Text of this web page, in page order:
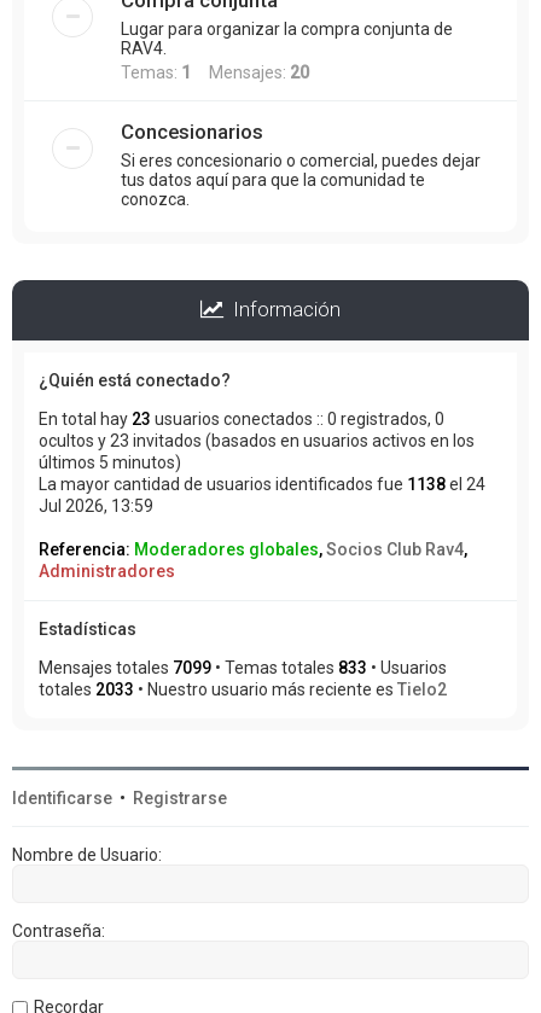
Lugar para organizar la compra conjunta de
RAV4.
Temas: 1 Mensajes: 20
Concesionarios
Si eres concesionario o comercial, puedes dejar
tus datos aquí para que la comunidad te
conozca.
Información
¿Quién está conectado?
En total hay 23 usuarios conectados :: 0 registrados, 0
ocultos y 23 invitados (basados en usuarios activos en los
últimos 5 minutos)
La mayor cantidad de usuarios identificados fue 1138el 24
Jul 2026, 13:59
Referencia: Moderadores globales,Socios Club Rav4,
Administradores
Estadísticas
Mensajes totales 7099 • Temas totales 833 • Usuarios
totales 2033 • Nuestro usuario más reciente es Tielo2
Identificarse • Registrarse
Nombre de Usuario:
Contraseña:
Recordar